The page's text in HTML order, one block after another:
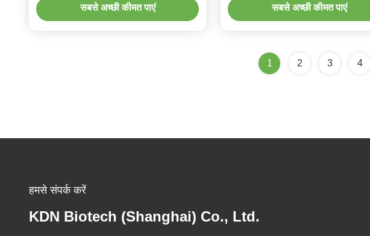
सबसे अच्छी कीमत पाएं सबसे अच्छी कीमत पाएं
1 2 3 4
हमसे संपर्क करें
KDN Biotech (Shanghai) Co., Ltd.